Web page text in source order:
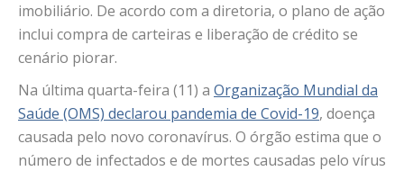
imobiliário. De acordo com a diretoria, o plano de ação
inclui compra de carteiras e liberação de crédito se
cenário piorar.
Na última quarta-feira (11) a Organização Mundial da
Saúde (OMS) declarou pandemia de Covid-19, doença
causada pelo novo coronavírus. O órgão estima que o
número de infectados e de mortes causadas pelo vírus